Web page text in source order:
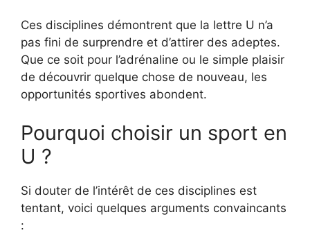
Ces disciplines démontrent que la lettre U n’a
pas fini de surprendre et d’attirer des adeptes.
Que ce soit pour l’adrénaline ou le simple plaisir
de découvrir quelque chose de nouveau, les
opportunités sportives abondent.
Pourquoi choisir un sport en
U ?
Si douter de l’intérêt de ces disciplines est
tentant, voici quelques arguments convaincants
: